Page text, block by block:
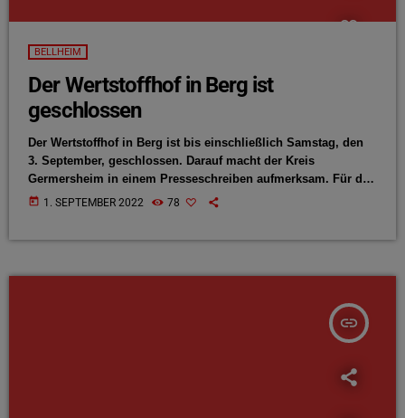
BELLHEIM
Der Wertstoffhof in Berg ist
geschlossen
Der Wertstoffhof in Berg ist bis einschließlich Samstag, den
3. September, geschlossen. Darauf macht der Kreis
Germersheim in einem Presseschreiben aufmerksam. Für die
Schließung sind gesundheitliche und urlaubsbedingte
today 1. SEPTEMBER 2022 78
insert_link